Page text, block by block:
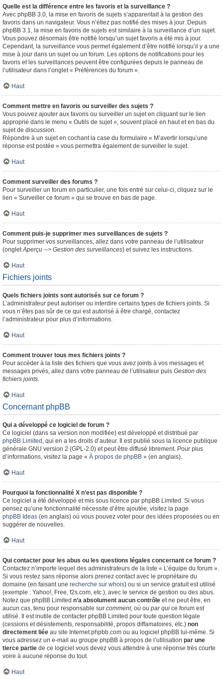
Quelle est la différence entre les favoris et la surveillance ?
Avec phpBB 3.0, la mise en favoris de sujets s’apparentait à la gestion des
favoris dans un navigateur. Vous n’étiez pas notifié des mises à jour. Depuis
phpBB 3.1, la mise en favoris de sujets est similaire à la surveillance d’un sujet.
Vous pouvez désormais être notifié lorsqu’un sujet favoris a été mis à jour.
Cependant, la surveillance vous permet également d’être notifié lorsqu’il y a une
mise à jour dans un sujet ou un forum. Les options de notifications pour les
favoris et les surveillances peuvent être configurées depuis le panneau de
l’utilisateur dans l’onglet « Préférences du forum ».
Haut
Comment mettre en favoris ou surveiller des sujets ?
Vous pouvez ajouter aux favoris ou surveiller un sujet en cliquant sur le lien
approprié dans le menu « Outils de sujet », souvent placé en haut et en bas du
sujet de discussion.
Répondre à un sujet en cochant la case du formulaire « M’avertir lorsqu’une
réponse est postée » vous permettra également de surveiller le sujet.
Haut
Comment surveiller des forums ?
Pour surveiller un forum en particulier, une fois entré sur celui-ci, cliquez sur le
lien « Surveiller ce forum » qui se trouve en bas de page.
Haut
Comment puis-je supprimer mes surveillances de sujets ?
Pour supprimer vos surveillances, allez dans votre panneau de l’utilisateur
(ongletAperçu --> Gestion des surveillances) et suivez les instructions.
Haut
Fichiers joints
Quels fichiers joints sont autorisés sur ce forum ?
L’administrateur peut autoriser ou interdire certains types de fichiers joints. Si
vous n’êtes pas sûr de ce qui est autorisé à être chargé, contactez
l’administrateur pour plus d’informations.
Haut
Comment trouver tous mes fichiers joints ?
Pour accéder à la liste des fichiers que vous avez joints à vos messages et
messages privés, allez dans votre panneau de l’utilisateur puis Gestion des
fichiers joints.
Haut
Concernant phpBB
Qui a développé ce logiciel de forum ?
Ce logiciel (dans sa version non modifiée) est développé et distribué par
phpBB Limited , qui en a les droits d’auteur. Il est publié sous la licence publique
générale GNU version 2 (GPL-2.0) et peut être diffusé librement. Pour plus
d’informations, visitez la page « À propos de phpBB » (en anglais).
Haut
Pourquoi la fonctionnalité X n’est pas disponible ?
Ce logiciel a été développé et mis sous licence par phpBB Limited. Si vous
pensez qu’une fonctionnalité nécessite d’être ajoutée, visitez la page
phpBB Ideas (en anglais) où vous pouvez voter pour des idées proposées ou en
suggérer de nouvelles.
Haut
Qui contacter pour les abus ou les questions légales concernant ce forum ?
Contactez n’importe lequel des administrateurs de la liste « L’équipe du forum ».
Si vous restez sans réponse alors prenez contact avec le propriétaire du
domaine (en faisant une recherche sur whois) ou si un service gratuit est utilisé
(exemple : Yahoo!, Free, f2s.com, etc.), avec le service de gestion ou des abus.
Notez que phpBB Limited n’a absolument aucun contrôle et ne peut être, en
aucun cas, tenu pour responsable sur comment, où ou par qui ce forum est
utilisé. Il est inutile de contacter phpBB Limited pour toute question légale
(cessions et désistements, responsabilité, propos diffamatoires, etc.) non
directement liée au site Internet phpbb.com ou au logiciel phpBB lui-même. Si
vous adressez un e-mail au groupe phpBB à propos de l’utilisation par une
tierce partie de ce logiciel vous devez vous attendre à une réponse très courte
voire à aucune réponse du tout.
Haut